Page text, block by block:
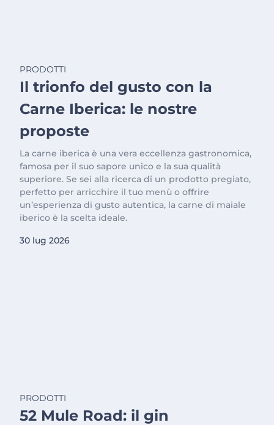
PRODOTTI
Il trionfo del gusto con la
Carne Iberica: le nostre
proposte
La carne iberica è una vera eccellenza gastronomica,
famosa per il suo sapore unico e la sua qualità
superiore. Se sei alla ricerca di un prodotto pregiato,
perfetto per arricchire il tuo menù o offrire
un’esperienza di gusto autentica, la carne di maiale
iberico è la scelta ideale.
30 lug 2026
PRODOTTI
52 Mule Road: il gin